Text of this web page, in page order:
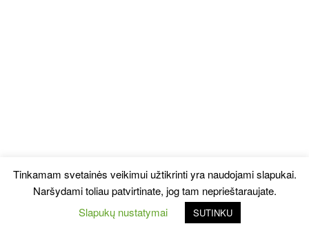
Tinkamam svetainės veikimui užtikrinti yra naudojami slapukai.
Naršydami toliau patvirtinate, jog tam neprieštaraujate.
Slapukų nustatymai
SUTINKU